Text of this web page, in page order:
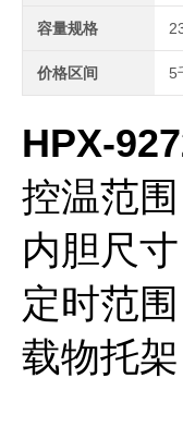
容量规格
价格区间 5
HPX-
控温范
内胆尺
定时范
载物托